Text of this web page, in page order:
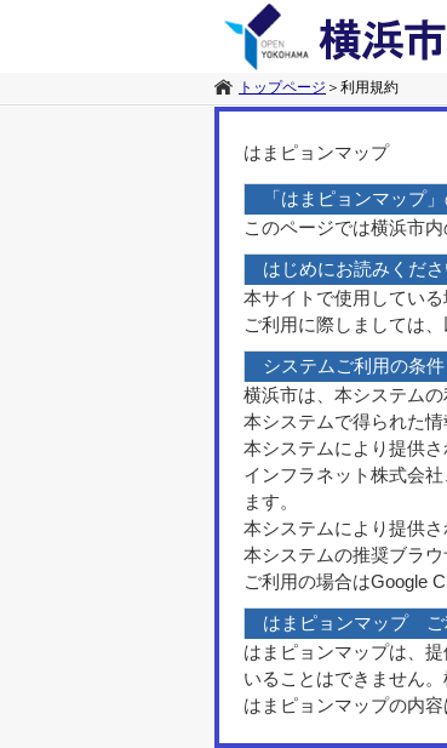
トップページ ＞ 利用規約
はまピョンマップ
「はまピョンマップ
このページでは横浜市
はじめにお読みくださ
本サイトで使用してい
ご利用に際しましては
システムご利用の条件
横浜市は、本システム
本システムで得られた
本システムにより提供
インフラネット株式会
ます。
本システムにより提供
本システムの推奨ブラ
ご利用の場合はGoogle
はまピョンマップ ご
はまピョンマップは、
いることはできません
はまピョンマップの内